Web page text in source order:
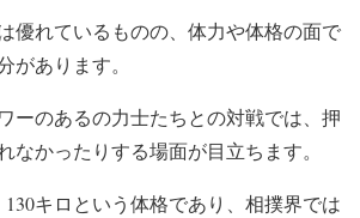
優れているものの、体力や体格の面で
があります。
ーのあるの力士たちとの対戦では、押
なかったりする場面が目立ちます。
キロという体格であり、相撲界では